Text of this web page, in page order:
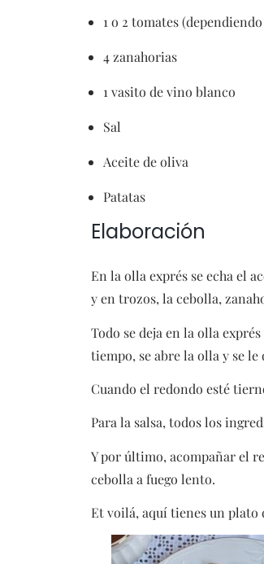
1 o 2 tomates
4 zanahorias
1 vasito de vino blanco
Sal
Aceite de oliva
Patatas
Elaboración
En la olla exprés se echa el
y en trozos, la cebolla,
Todo se deja en la olla
tiempo, se abre la olla y se
Cuando el redondo esté
Para la salsa, todos los
Y por último, acompañar el
cebolla a fuego lento.
Et voilá, aquí tienes un plato